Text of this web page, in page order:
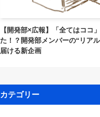
【開発部×広報】「全てはココ
た！？開発部メンバーの“リア
届ける新企画
カテゴリー